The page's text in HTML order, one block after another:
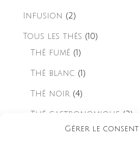
Gérer le
Infusion (2)
Tous les thés (10)
Thé fumé (1)
Thé blanc (1)
Thé noir(4)
Thé gastronomique (2)